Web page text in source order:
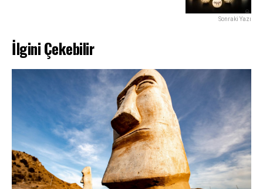
Sonraki Yazı
İlgini Çekebilir